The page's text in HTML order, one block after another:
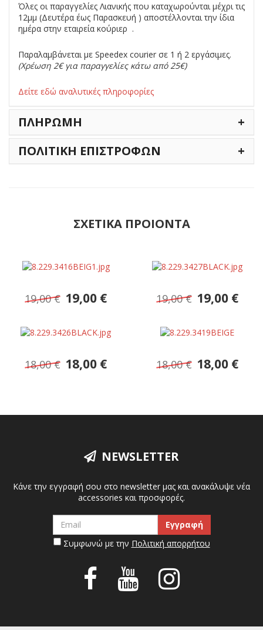
Όλες οι παραγγελίες Λιανικής που καταχωρούνται μέχρι τις
12μμ (Δευτέρα έως Παρασκευή ) αποστέλλονται την ίδια
ημέρα στην εταιρεία κούριερ .
Παραλαμβάνεται με Speedex courier σε 1 ή 2 εργάσιμες.
(Χρέωση 2€ για παραγγελίες κάτω από 25€)
Δείτε εδώ αναλυτικές πληροφορίες
ΠΛΗΡΩΜΗ
ΠΟΛΙΤΙΚΗ ΕΠΙΣΤΡΟΦΩΝ
ΣΧΕΤΙΚΑ ΠΡΟΙΟΝΤΑ
19,00 € 19,00 € 19,00 € 19,00 €
18,00 € 18,00 € 18,00 € 18,00 €
NEWSLETTER
Κάνε την εγγραφή σου στο newsletter μας και ανακάλυψε νέα
accessories και προσφορές.
Συμφωνώ με την Πολιτική απορρήτου